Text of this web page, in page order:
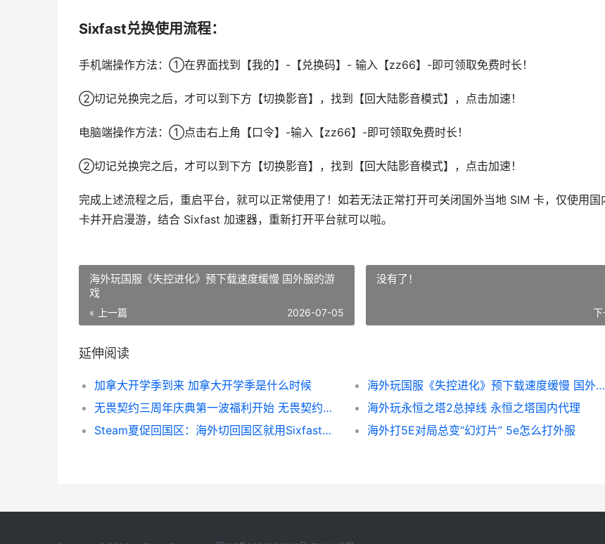
Sixfast兑换使用流程：
手机端操作方法：①在界面找到【我的】-【兑换码】- 输入【zz66】-即可领取免费时长！
②切记兑换完之后，才可以到下方【切换影音】，找到【回大陆影音模式】，点击加速！
电脑端操作方法：①点击右上角【口令】-输入【zz66】-即可领取免费时长！
②切记兑换完之后，才可以到下方【切换影音】，找到【回大陆影音模式】，点击加速！
完成上述流程之后，重启平台，就可以正常使用了！如若无法正常打开可关闭国外当地 SIM 卡，仅使用国
卡并开启漫游，结合 Sixfast 加速器，重新打开平台就可以啦。
海外玩国服《失控进化》预下载速度缓慢 国外服的游
戏
« 上一篇 2026-07-05
没有了！
下
延伸阅读
加拿大开学季到来 加拿大开学季是什么时候
海外玩国服《失控进化》预下载速度缓慢 国外服的游戏
无畏契约三周年庆典第一波福利开始 无畏契约赛制
海外玩永恒之塔2总掉线 永恒之塔国内代理
Steam夏促回国区：海外切回国区就用Sixfast加速器 内附兑换码k68 steam夏促只有国区打折吗
海外打5E对局总变“幻灯片” 5e怎么打外服